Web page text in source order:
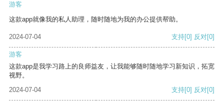
游客
这款app就像我的私人助理，随时随地为我的办公提供帮助。
2024-07-04 支持[0] 反对[0]
游客
这款app是我学习路上的良师益友，让我能够随时随地学习新知识，拓宽
视野。
2024-07-04
支持[0] 反对[0]